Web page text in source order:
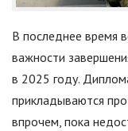
В последнее время
важности
в 2025 году.
прикладываются
впрочем, пока